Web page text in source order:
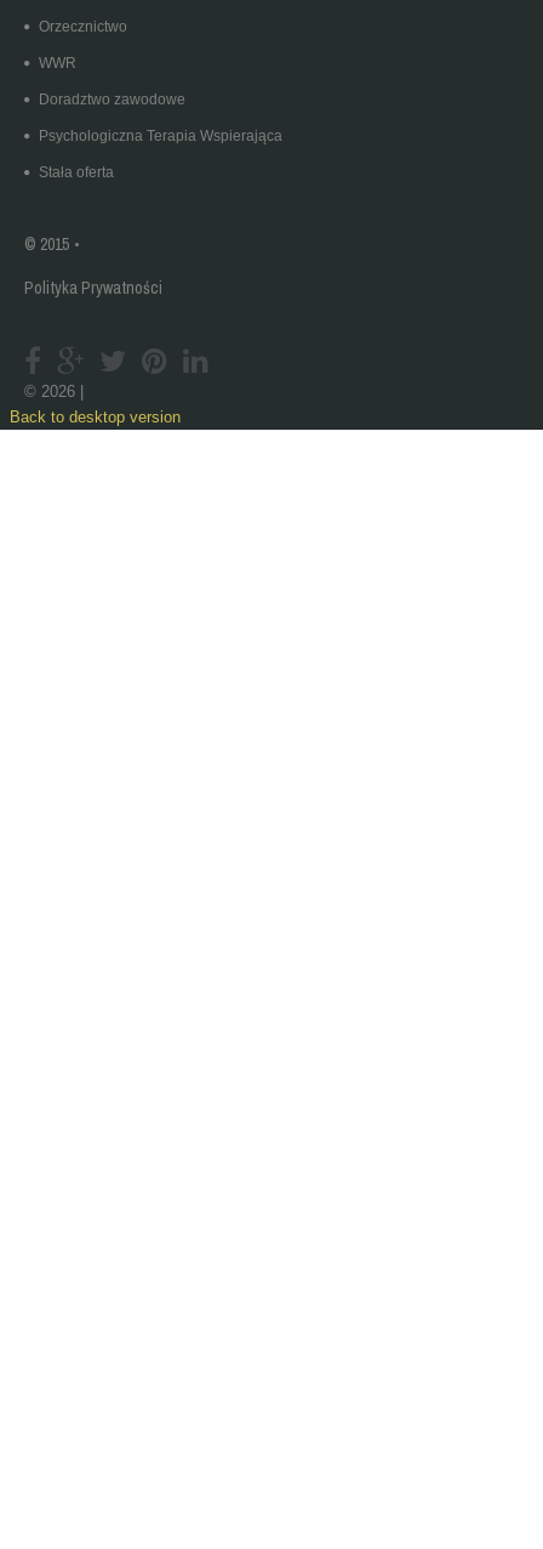
Orzecznictwo
WWR
Doradztwo zawodowe
Psychologiczna Terapia Wspierająca
Stała oferta
© 2015
Polityka Prywatności
© 2026
Back to desktop version